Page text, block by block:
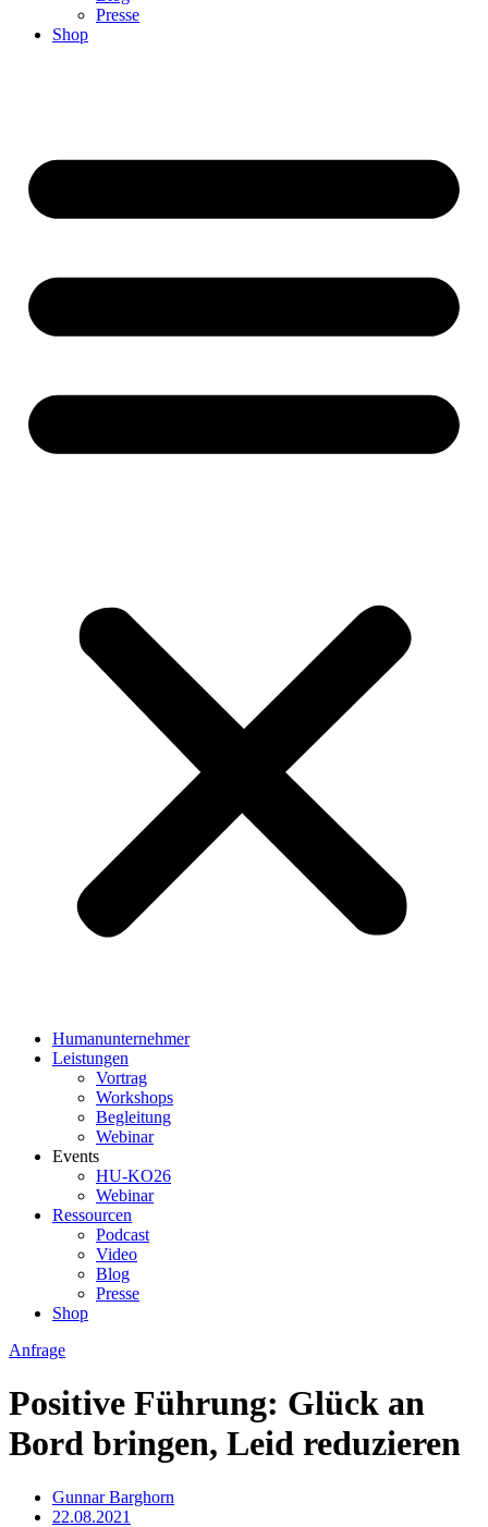
Presse
Shop
Humanunternehmer
Leistungen
Vortrag
Workshops
Begleitung
Webinar
Events
HU-KO26
Webinar
Ressourcen
Podcast
Video
Blog
Presse
Shop
Anfrage
Positive Führung: Glück an
Bord bringen, Leid reduzieren
Gunnar Barghorn
22.08.2021